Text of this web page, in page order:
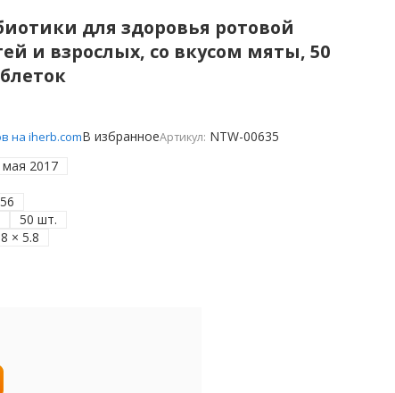
для здоровья ротовой
и взрослых, со вкусом мяты, 50
на iherb.comВ избранноеАртикул: NTW-00635
мая 2017
50 шт.
× 5.8